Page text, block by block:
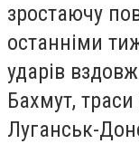
зростаючу
останніми
ударів
Бахмут,
Луганськ-